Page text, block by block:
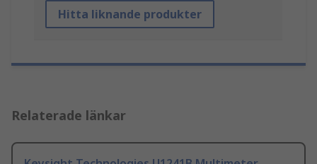
Hitta liknande produkter
Relaterade länkar